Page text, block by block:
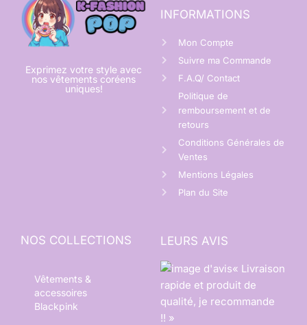
Exprimez votre style avec
nos vêtements coréens
uniques!
INFORMATIONS
Mon Compte
Suivre ma Commande
F.A.Q/ Contact
Politique de
remboursement et de
retours
Conditions Générales de
Ventes
Mentions Légales
Plan du Site
NOS COLLECTIONS
Vêtements &
accessoires
Blackpink
LEURS AVIS
« Livraison
rapide et produit de
qualité, je recommande
!! »